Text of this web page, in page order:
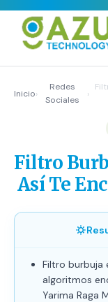
Email Marketing
Publicidad Digital
Growth Youtube
Inicio›
Redes
Sociales
›
Filtro
Así Te
Filtro burbuja
algoritmos
Yarima Raga